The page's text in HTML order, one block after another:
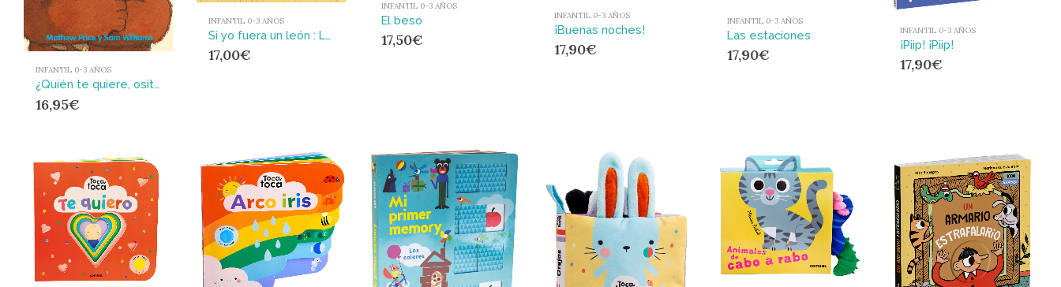
INFANTIL 0-3 AÑOS
¿Quién te quiere, osito?
16,95€
INFANTIL 0-3 AÑOS
Si yo fuera un león : LOGUEZ. MACHADO
17,00€
INFANTIL 0-3 AÑOS
El beso
17,50€
INFANTIL 0-3 AÑOS
¡Buenas noches!
17,90€
INFANTIL 0-3 AÑOS
Las estaciones
17,90€
INFANTIL 0-3 AÑOS
¡Piip! ¡Piip!
17,90€